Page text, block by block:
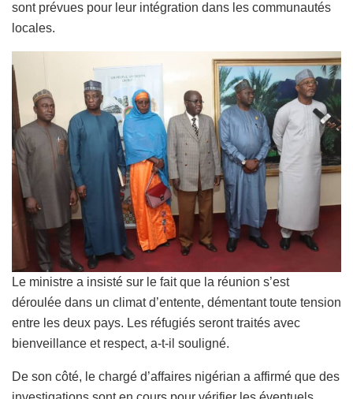
sont prévues pour leur intégration dans les communautés
locales.
Le ministre a insisté sur le fait que la réunion s’est
déroulée dans un climat d’entente, démentant toute tension
entre les deux pays. Les réfugiés seront traités avec
bienveillance et respect, a-t-il souligné.
De son côté, le chargé d’affaires nigérian a affirmé que des